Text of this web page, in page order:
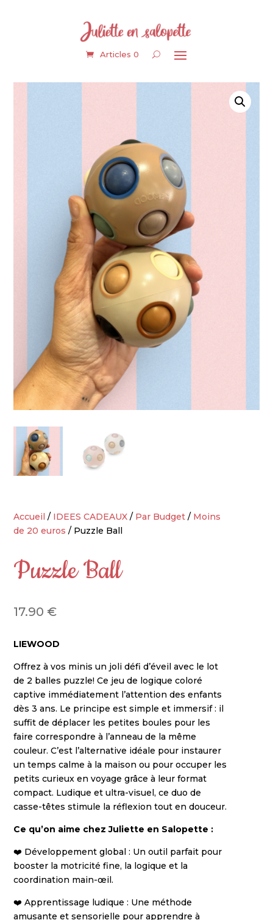
Articles 0
Accueil / IDEES CADEAUX / Par Budget / Moins
de 20 euros / Puzzle Ball
Puzzle Ball
17.90 €
LIEWOOD
Offrez à vos minis un joli défi d’éveil avec le lot
de 2 balles puzzle! Ce jeu de logique coloré
captive immédiatement l’attention des enfants
dès 3 ans. Le principe est simple et immersif : il
suffit de déplacer les petites boules pour les
faire correspondre à l’anneau de la même
couleur. C’est l’alternative idéale pour instaurer
un temps calme à la maison ou pour occuper les
petits curieux en voyage grâce à leur format
compact. Ludique et ultra-visuel, ce duo de
casse-têtes stimule la réflexion tout en douceur.
Ce qu’on aime chez Juliette en Salopette :
❤️ Développement global : Un outil parfait pour
booster la motricité fine, la logique et la
coordination main-œil.
❤️ Apprentissage ludique : Une méthode
amusante et sensorielle pour apprendre à